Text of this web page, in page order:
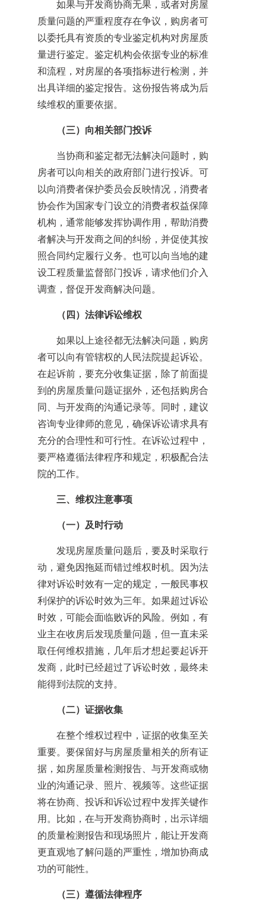
如果与开发商协商无果，或者对房屋
质量问题的严重程度存在争议，购房者可
以委托具有资质的专业鉴定机构对房屋质
量进行鉴定。鉴定机构会依据专业的标准
和流程，对房屋的各项指标进行检测，并
出具详细的鉴定报告。这份报告将成为后
续维权的重要依据。
（三）向相关部门投诉
当协商和鉴定都无法解决问题时，购
房者可以向相关的政府部门进行投诉。可
以向消费者保护委员会反映情况，消费者
协会作为国家专门设立的消费者权益保障
机构，通常能够发挥协调作用，帮助消费
者解决与开发商之间的纠纷，并促使其按
照合同约定履行义务。也可以向当地的建
设工程质量监督部门投诉，请求他们介入
调查，督促开发商解决问题。
（四）法律诉讼维权
如果以上途径都无法解决问题，购房
者可以向有管辖权的人民法院提起诉讼。
在起诉前，要充分收集证据，除了前面提
到的房屋质量问题证据外，还包括购房合
同、与开发商的沟通记录等。同时，建议
咨询专业律师的意见，确保诉讼请求具有
充分的合理性和可行性。在诉讼过程中，
要严格遵循法律程序和规定，积极配合法
院的工作。
三、维权注意事项
（一）及时行动
发现房屋质量问题后，要及时采取行
动，避免因拖延而错过维权时机。因为法
律对诉讼时效有一定的规定，一般民事权
利保护的诉讼时效为三年。如果超过诉讼
时效，可能会面临败诉的风险。例如，有
业主在收房后发现质量问题，但一直未采
取任何维权措施，几年后才想起要起诉开
发商，此时已经超过了诉讼时效，最终未
能得到法院的支持。
（二）证据收集
在整个维权过程中，证据的收集至关
重要。要保留好与房屋质量相关的所有证
据，如房屋质量检测报告、与开发商或物
业的沟通记录、照片、视频等。这些证据
将在协商、投诉和诉讼过程中发挥关键作
用。比如，在与开发商协商时，出示详细
的质量检测报告和现场照片，能让开发商
更直观地了解问题的严重性，增加协商成
功的可能性。
（三）遵循法律程序